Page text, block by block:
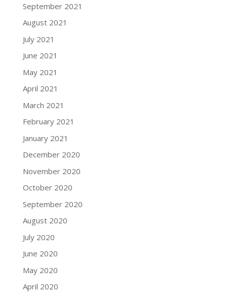
September 2021
August 2021
July 2021
June 2021
May 2021
April 2021
March 2021
February 2021
January 2021
December 2020
November 2020
October 2020
September 2020
August 2020
July 2020
June 2020
May 2020
April 2020